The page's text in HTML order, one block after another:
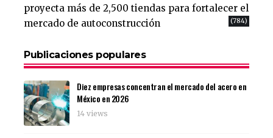
proyecta más de 2,500 tiendas para fortalecer el
mercado de autoconstrucción
(784)
Publicaciones populares
Diez empresas concentran el mercado del acero en
México en 2026
14 views